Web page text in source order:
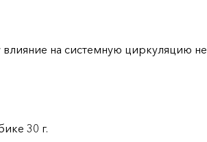
на системную циркуляцию не
30 г.